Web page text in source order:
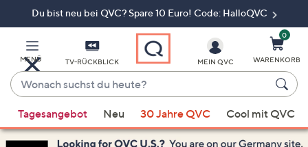
Du bist neu bei QVC? Spare 10 Euro! Code: HalloQVC
MENÜ TV-RÜCKBLICK
Wonach
suchst
du
heute?
Vorschläge
verfügbar
MEIN QVC
0
WARENKORB
Tagesangebot Neu 30 Jahre QVC Cool mit QVC